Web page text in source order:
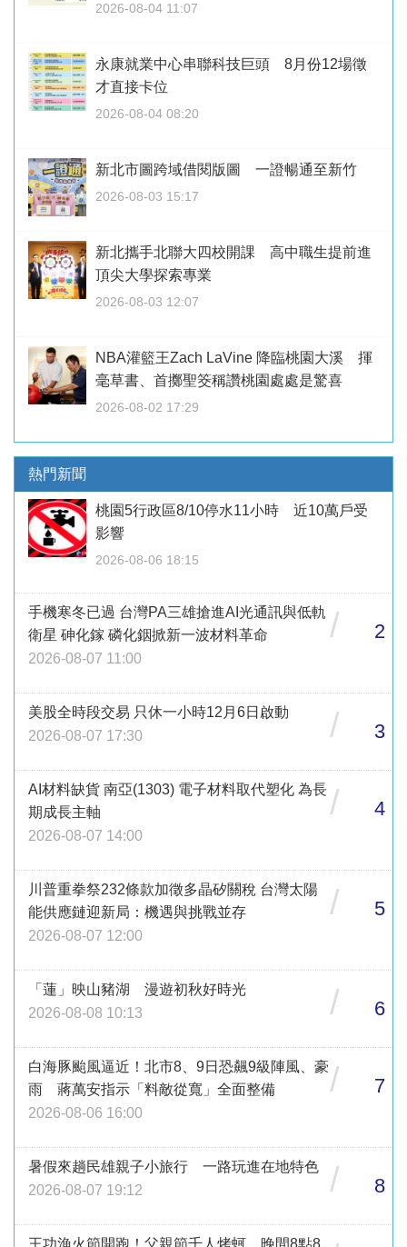
2026-08-04 11:07
永康就業中心串聯科技巨頭 8月份12場徵
才直接卡位
2026-08-04 08:20
新北市圖跨域借閱版圖 一證暢通至新竹
2026-08-03 15:17
新北攜手北聯大四校開課 高中職生提前進
頂尖大學探索專業
2026-08-03 12:07
NBA灌籃王Zach LaVine 降臨桃園大溪 揮
毫草書、首擲聖筊稱讚桃園處處是驚喜
2026-08-02 17:29
熱門新聞
桃園5行政區8/10停水11小時 近10萬戶受
影響
2026-08-06 18:15
手機寒冬已過 台灣PA三雄搶進AI光通訊與低軌
衛星 砷化鎵 磷化銦掀新一波材料革命
2026-08-07 11:00
/ 2
美股全時段交易 只休一小時12月6日啟動
2026-08-07 17:30
/ 3
AI材料缺貨 南亞(1303) 電子材料取代塑化 為長
期成長主軸
2026-08-07 14:00
/ 4
川普重拳祭232條款加徵多晶矽關稅 台灣太陽
能供應鏈迎新局：機遇與挑戰並存
2026-08-07 12:00
/ 5
「蓮」映山豬湖 漫遊初秋好時光
2026-08-08 10:13
/ 6
白海豚颱風逼近！北市8、9日恐飆9級陣風、豪
雨 蔣萬安指示「料敵從寬」全面整備
2026-08-06 16:00
/ 7
暑假來趟民雄親子小旅行 一路玩進在地特色
2026-08-07 19:12
/ 8
王功漁火節開跑！父親節千人烤蚵 晚間8點8